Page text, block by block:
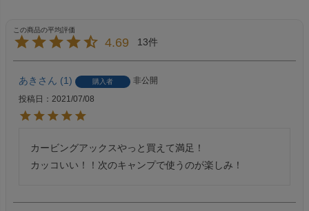
4.69 13
あき 1 購入者
非公開
投稿日
2021/07/08
カービングアックスやっと買えて満足！
カッコいい！！次のキャンプで使うのが楽しみ！